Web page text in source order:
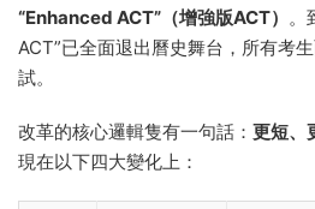
“Enhanced ACT”（增強版ACT） 。
ACT”已全面退出曆史舞台，所有考
試。
改革的核心邏輯隻有一句話： 更短、
現在以下四大變化上：